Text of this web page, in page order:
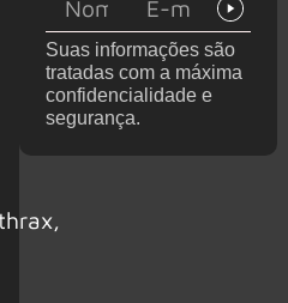
montagem
acelerada
e line-up
completo
confirmad
Suas informações são
tratadas com a máxima
confidencialidade e
segurança.